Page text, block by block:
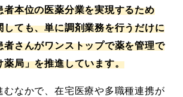
者本位の医薬分業を実現するため
しても、単に調剤業務を行うだけに
者さんがワンストップで薬を管理で
薬局」を推進しています。
むなかで、在宅医療や多職種連携が